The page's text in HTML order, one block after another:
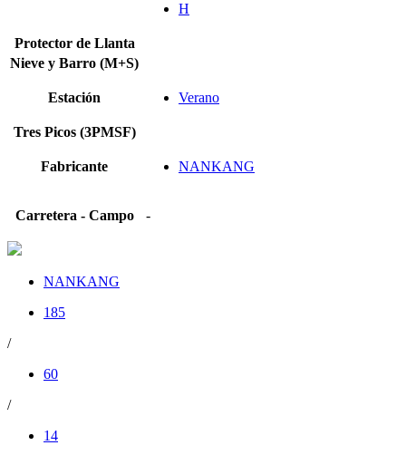
H
Protector de Llanta
Nieve y Barro (M+S)
Estación Verano
Tres Picos (3PMSF)
Fabricante NANKANG
Carretera - Campo -
NANKANG
185
/
60
/
14